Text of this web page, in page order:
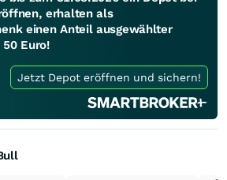
erhalten als
einen Anteil ausgewählter
Euro!
Jetzt Depot eröffnen und sichern!